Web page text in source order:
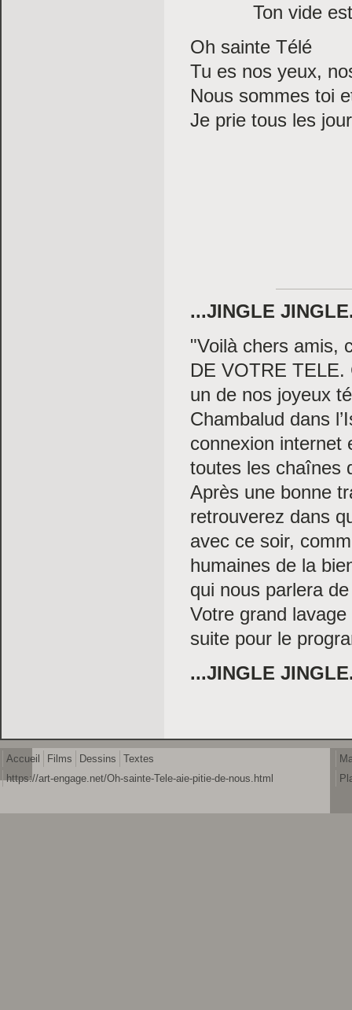
Ton vide
Oh sainte Télé
Tu es nos yeux,
Nous sommes toi
Je prie tous les
...JINGLE
"Voilà chers amis,
DE VOTRE TELE.
un de nos joyeux
Chambalud dans
connexion internet
toutes les chaînes
Après une bonne
retrouverez dans
avec ce soir,
humaines de la
qui nous parlera
Votre grand
suite pour le
...JINGLE
Accueil Films Dessins
Textes
https://art-engage.net/Oh-sainte-Tele-aie-pitie-de-nous.html